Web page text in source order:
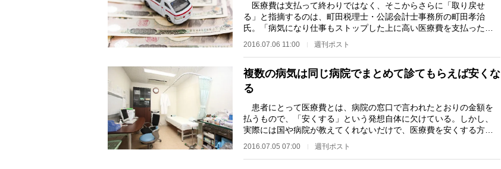
医療費は支払って終わりではなく、そこからさらに「取り戻せ
る」と指摘するのは、町田税理士・公認会計士事務所の町田孝治
氏。「病気になり仕事もストップした上に高い医療費を支払った人
から、健康な人と同じ基…
2016.07.06 11:00 週刊ポスト
複数の病気は同じ病院でまとめて診てもらえば安くな
る
患者にとって医療費とは、病院の窓口で言われたとおりの金額を
払うもので、「安くする」という発想自体に欠けている。しかし、
実際には国や病院が教えてくれないだけで、医療費を安くする方法
はいくらでもある。…
2016.07.05 07:00 週刊ポスト